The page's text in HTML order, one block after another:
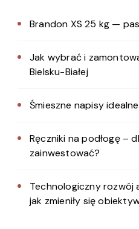
Brandon XS 25 kg —
Jak wybrać i
Bielsku-Białej
Śmieszne napisy
Ręczniki na podłogę –
zainwestować?
Technologiczny
jak zmieniły się